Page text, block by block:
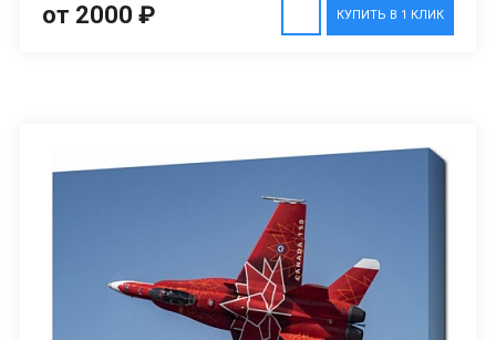
КУПИТЬ В 1 КЛИК
от 2000 ₽